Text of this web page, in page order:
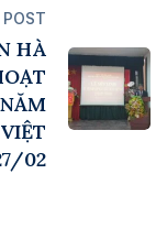
POST
HÀ
02